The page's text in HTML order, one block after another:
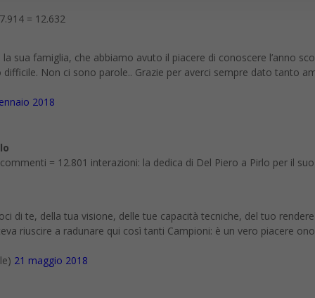
= 12.632
sua famiglia, che abbiamo avuto il piacere di conoscere l’anno
Non ci sono parole.. Grazie per averci sempre dato tanto
2018
= 12.801 interazioni: la dedica di Del Piero a Pirlo per il
di te, della tua visione, delle tue capacità tecniche, del tuo
riuscire a radunare qui così tanti Campioni: è un vero piacere
21 maggio 2018